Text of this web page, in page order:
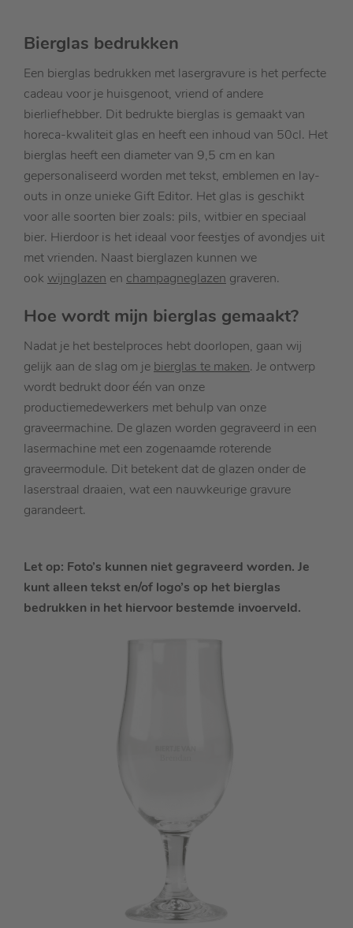
Bierglas bedrukken
Een bierglas bedrukken met lasergravure is het perfecte
cadeau voor je huisgenoot, vriend of andere
bierliefhebber. Dit bedrukte bierglas is gemaakt van
horeca-kwaliteit glas en heeft een inhoud van 50cl. Het
bierglas heeft een diameter van 9,5 cm en kan
gepersonaliseerd worden met tekst, emblemen en lay-
outs in onze unieke Gift Editor. Het glas is geschikt
voor alle soorten bier zoals: pils, witbier en speciaal
bier. Hierdoor is het ideaal voor feestjes of avondjes uit
met vrienden. Naast bierglazen kunnen we
ook wijnglazen en champagneglazen graveren.
Hoe wordt mijn bierglas gemaakt?
Nadat je het bestelproces hebt doorlopen, gaan wij
gelijk aan de slag om je bierglas te maken. Je ontwerp
wordt bedrukt door één van onze
productiemedewerkers met behulp van onze
graveermachine. De glazen worden gegraveerd in een
lasermachine met een zogenaamde roterende
graveermodule. Dit betekent dat de glazen onder de
laserstraal draaien, wat een nauwkeurige gravure
garandeert.
Let op: Foto’s kunnen niet gegraveerd worden. Je
kunt alleen tekst en/of logo’s op het bierglas
bedrukken in het hiervoor bestemde invoerveld.